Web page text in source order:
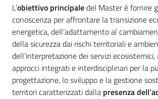
Leggi Atti Bandi
Piani Programmi
Progetti
L’obiettivo principaledel Master è fornire
conoscenza per affrontare la transizione
energetica, dell’adattamento al
della sicurezza dai rischi territoriali e
dell’interpretazione dei servizi
approcci integrati e interdisciplinari per la
progettazione, lo sviluppo e la gestione
territori caratterizzati dalla presenza